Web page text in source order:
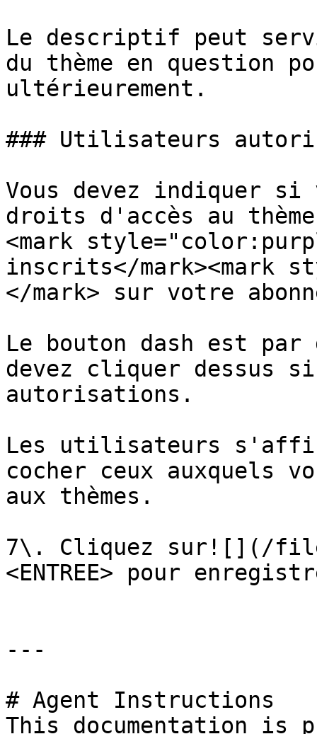
Le descriptif peut
du thème en question
ultérieurement.
### Utilisateurs
Vous devez indiquer
droits d'accès au
<mark
inscrits</mark><mark
</mark> sur votre
Le bouton dash est
devez cliquer dessus
autorisations.
Les utilisateurs
cocher ceux auxquels
aux thèmes.
7\. Cliquez sur![](/files/
<ENTREE> pour
---
# Agent Instructions
This documentation is